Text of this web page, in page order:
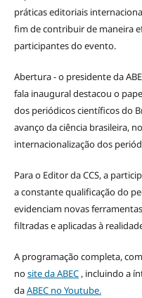
práticas editoriais
fim de contribuir de maneira
participantes do evento.
Abertura - o presidente da
fala inaugural destacou o
dos periódicos científicos do
avanço da ciência brasileira,
internacionalização dos
Para o Editor da CCS, a
a constante qualificação do
evidenciam novas
filtradas e aplicadas à
A programação completa,
nosite da ABEC, incluindo a
daABEC no Youtube.